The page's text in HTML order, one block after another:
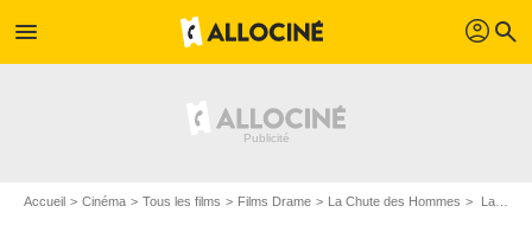
menu profil search
Accueil Cinéma Tous les films Films Drame La Chute des Hommes La Chute des Hommes : les secrets du tournage